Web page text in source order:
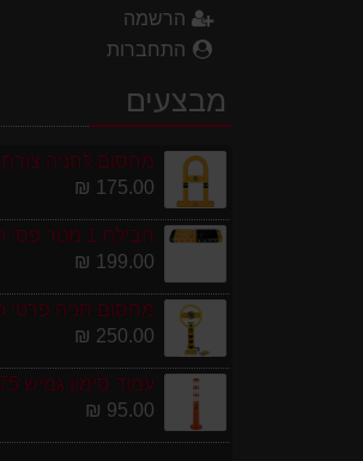
הרשמה
התחברות
מבצעים
מחסום לחניה צורת U במבצע מטורף!
175.00 ₪
199.00 ₪
250.00 ₪
95.00 ₪